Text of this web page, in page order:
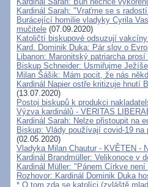
Kardinál Sarah: "Vraťme se s
Burácející homilie vladyky Cyrila
mučitele (07.09.2020)
Katoličtí biskupové odsuzují
Kard. Dominik Duka: Pár slov o
Libanon: Maronitský patriarcha prosí
Biskup Schneider: Usmiřujme
Milan Šášik: Mám pocit, že nás
Kardinál Napier ostře kritizuje hnutí
(13.07.2020)
Postoj biskupů k produkci
Výzva kardinálů - VERITAS
Kardinál Sarah: Nelze přistoupit na
Biskup: Vlády používají covid-19
(02.05.2020)
Vladyka Milan Chautur - KVĚTEN -
Kardinál Brandmüller: Velikonoce v
Kardinál Müller: "Pánem Církve
Rozhovor: Kardinál Dominik Duka
* O tom zda se katolíci (zvláště